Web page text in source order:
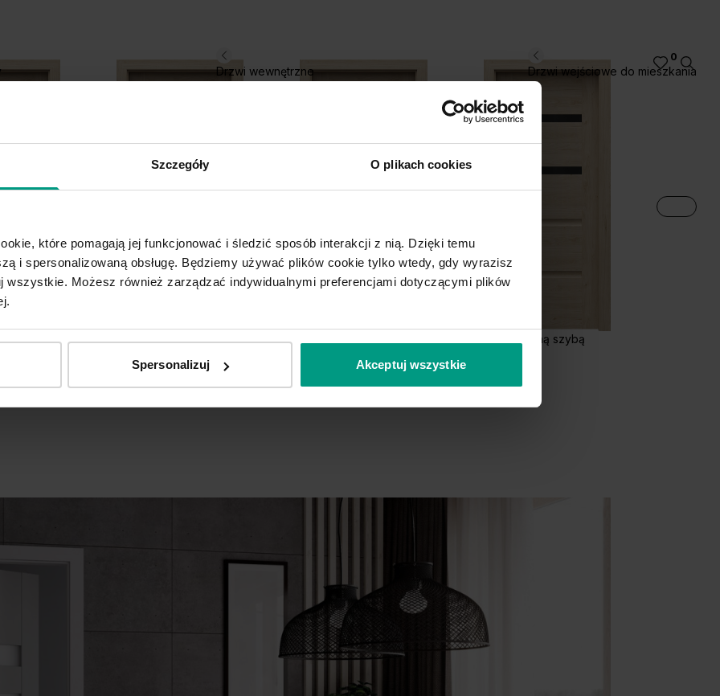
Szczegóły O plikach cookies
które pomagają jej funkcjonować i śledzić sposób interakcji z nią. Dzięki temu
i spersonalizowaną obsługę. Będziemy używać plików cookie tylko wtedy, gdy wyrazisz
wszystkie. Możesz również zarządzać indywidualnymi preferencjami dotyczącymi plików
Spersonalizuj Akceptuj wszystkie
Drzwi wewnętrzne Drzwi wejściowe do mieszkania
0
C.1 z czarną szybą C.2 z czarną szybą